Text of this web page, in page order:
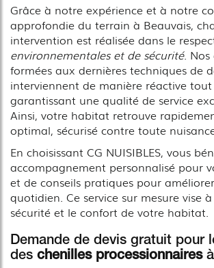
Grâce à notre expérience et à notre
approfondie du terrain à Beauvais,
intervention est réalisée dans le
environnementales et de sécurité. Nos
formées aux dernières techniques de
interviennent de manière réactive
garantissant une qualité de service
Ainsi, votre habitat retrouve
optimal, sécurisé contre toute
En choisissant CG NUISIBLES, vous
accompagnement personnalisé pour
et de conseils pratiques pour
quotidien. Ce service sur mesure vise
sécurité et le confort de votre habitat.
Demande de devis gratuit pour
des chenilles processionnairesà